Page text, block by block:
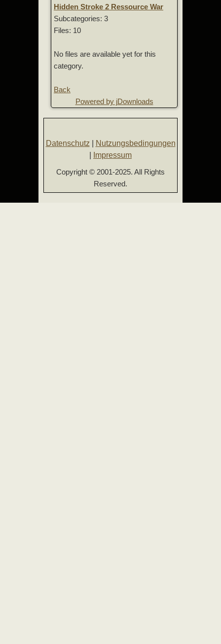
Hidden Stroke 2 Ressource War
Subcategories: 3
Files: 10
No files are available yet for this
category.
Back
Powered by jDownloads
Datenschutz
Nutzungsbedingungen
Impressum
Copyright © 2001-2025. All Rights
Reserved.